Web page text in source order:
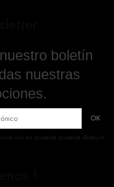
boletín
nuestras
nisi eu occaecat occaecat deserunt